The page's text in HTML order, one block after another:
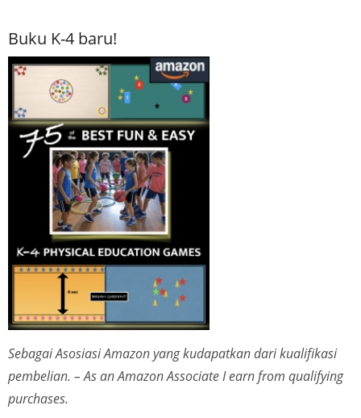
Buku K-4 baru!
Sebagai Asosiasi Amazon yang kudapatkan dari kualifikasi
pembelian. – As an Amazon Associate I earn from qualifying
purchases.